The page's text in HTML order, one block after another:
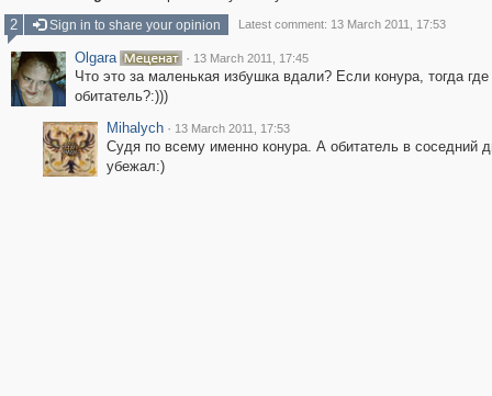
2
Sign in to share your opinion Latest comment: 13 March 2011, 17:53
Olgara · 13 March 2011, 17:45
Что это за маленькая избушка вдали? Если конура, тогда
обитатель?:)))
Mihalych · 13 March 2011, 17:53
Судя по всему именно конура. А обитатель в соседний
убежал:)